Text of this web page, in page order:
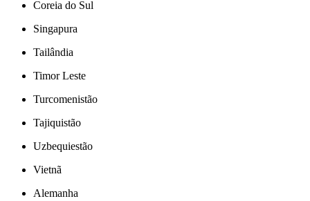
Coreia do Sul
Singapura
Tailândia
Timor Leste
Turcomenistão
Tajiquistão
Uzbequiestão
Vietnã
Alemanha